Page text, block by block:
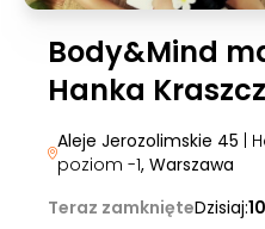
Body&Mind
Hanka
Aleje Jerozolimskie 45 |
poziom -1, Warszawa
Teraz zamknięteDzisiaj: